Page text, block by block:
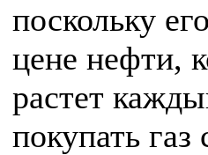
поскольку
цене нефти,
растет
покупать